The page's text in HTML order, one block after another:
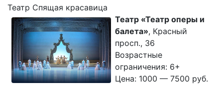
Театр Спящая красавица
Театр «Театр оперы и
балета», Красный
просп., 36
Возрастные
ограничения: 6+
Цена: 1000 — 7500 руб.